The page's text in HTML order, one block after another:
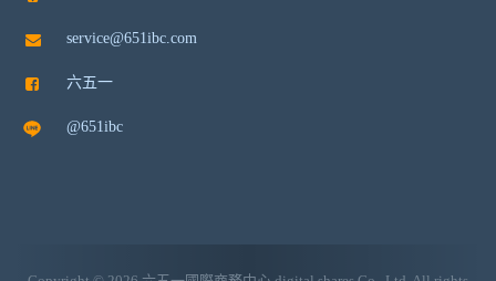
service@651ibc.com
六五一
@651ibc